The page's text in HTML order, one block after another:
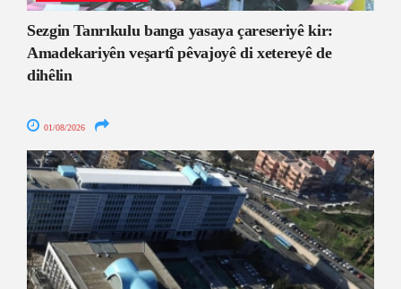
Sezgin Tanrıkulu banga yasaya çareseriyê kir:
Amadekariyên veşartî pêvajoyê di xetereyê de
dihêlin
01/08/2026